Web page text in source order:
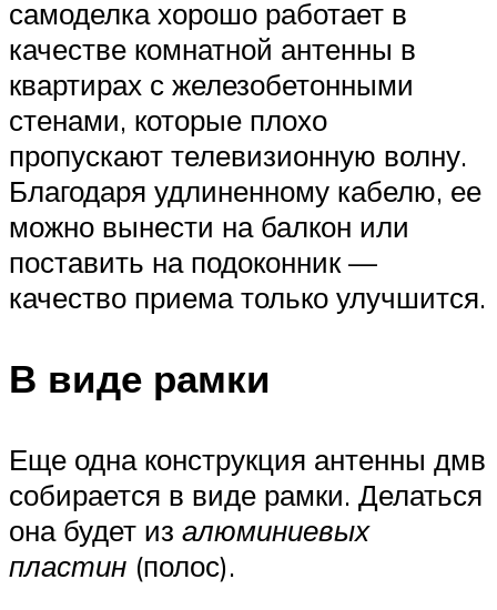
самоделка хорошо работает в
качестве комнатной антенны в
квартирах с железобетонными
стенами, которые плохо
пропускают телевизионную волну.
Благодаря удлиненному кабелю, ее
можно вынести на балкон или
поставить на подоконник —
качество приема только улучшится.
В виде рамки
Еще одна конструкция антенны дмв
собирается в виде рамки. Делаться
она будет из алюминиевых
пластин (полос).